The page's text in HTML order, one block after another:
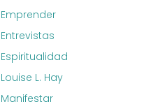
Emprender
Entrevistas
Espiritualidad
Louise L. Hay
Manifestar